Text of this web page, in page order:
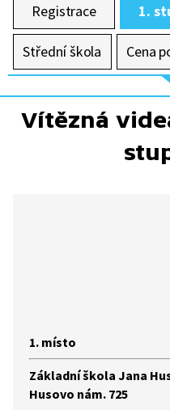
Registrace 1.
Střední škola Cena
Vítězná
1. místo
Základní škola Jana
Husovo nám. 725